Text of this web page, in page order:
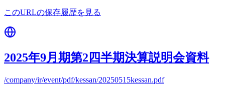
このURLの保存履歴を見る
2025年9月期第2四半期決算説明会資料
/company/ir/event/pdf/kessan/20250515kessan.pdf